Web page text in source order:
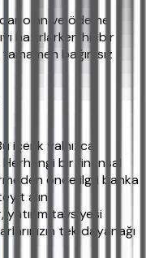
olan ve ödeme
hazırlarken hiçbir
bağımsız
içerik yalnızca
Herhangi bir finansal
önce ilgili banka
alın.
yatırım tavsiyesi
tek dayanağı